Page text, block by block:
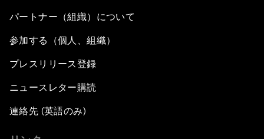
パートナー（組織）について
参加する（個人、組織）
プレスリリース登録
ニュースレター購読
連絡先 (英語のみ)